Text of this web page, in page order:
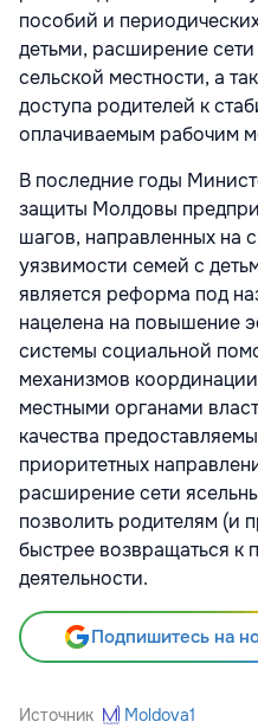
пособий и
детьми, расширение
сельской местности, а
доступа родителей к
оплачиваемым рабочим
В последние годы
защиты Молдовы
шагов, направленных на
уязвимости семей с
является реформа под
нацелена на повышение
системы социальной
механизмов
местными органами
качества
приоритетных
расширение сети
позволить родителям (и
быстрее возвращаться к
деятельности.
Подпишитесь на
Источник Moldova1